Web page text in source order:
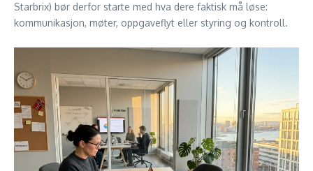
Starbrix) bør derfor starte med hva dere faktisk må løse:
kommunikasjon, møter, oppgaveflyt eller styring og kontroll.